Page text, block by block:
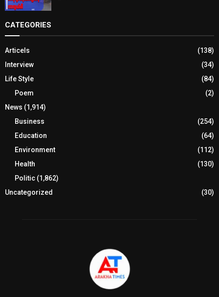
CATEGORIES
Articels
(138)
Interview
(34)
Life Style
(84)
Poem
(2)
News (1,914)
Business
(254)
Education
(64)
Environment
(112)
Health
(130)
Politic (1,862)
Uncategorized
(30)